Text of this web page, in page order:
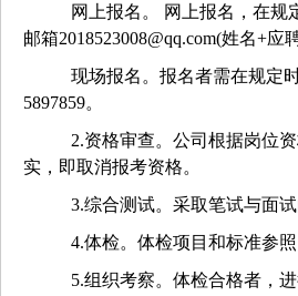
网上报名。
网上报名，在规
邮箱2018523008@qq.com(姓名+
现场报名。报名者需在规定
5897859。
2.资格审查。公司根据岗位
实，即取消报考资格。
3.综合测试。采取笔试与面
4.体检。体检项目和标准参
5.组织考察。 体检合格者，